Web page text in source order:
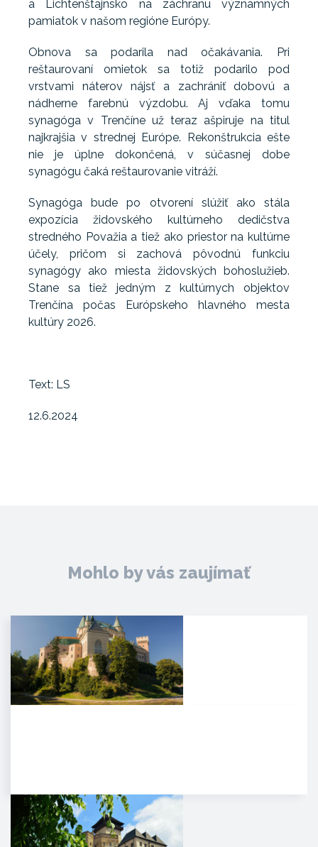
a Lichtenštajnsko na záchranu významných
pamiatok v našom regióne Európy.
Obnova sa podarila nad očakávania. Pri
reštaurovaní omietok sa totiž podarilo pod
vrstvami náterov nájsť a zachrániť dobovú a
nádherne farebnú výzdobu. Aj vďaka tomu
synagóga v Trenčíne už teraz ašpiruje na titul
najkrajšia v strednej Európe. Rekonštrukcia ešte
nie je úplne dokončená, v súčasnej dobe
synagógu čaká reštaurovanie vitráží.
Synagóga bude po otvorení slúžiť ako stála
expozícia židovského kultúrneho dedičstva
stredného Považia a tiež ako priestor na kultúrne
účely, pričom si zachová pôvodnú funkciu
synagógy ako miesta židovských bohoslužieb.
Stane sa tiež jedným z kultúrnych objektov
Trenčína počas Európskeho hlavného mesta
kultúry 2026.
Text: LS
12.6.2024
Mohlo by vás zaujímať